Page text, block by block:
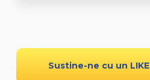
Sustine-ne cu un LIKE